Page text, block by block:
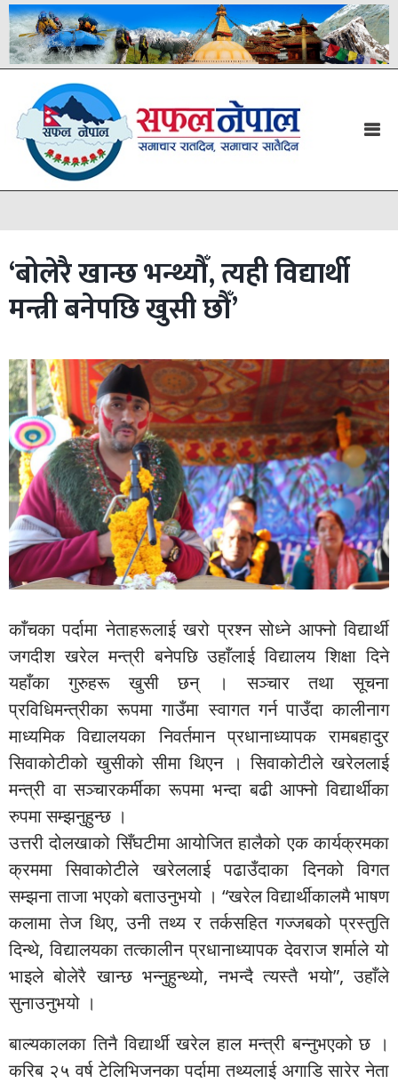
‘बोलेरै खान्छ भन्थ्यौँ, त्यही विद्यार्थी
मन्त्री बनेपछि खुसी छौँ’
काँचका पर्दामा नेताहरूलाई खरो प्रश्न सोध्ने आफ्नो विद्यार्थी
जगदीश खरेल मन्त्री बनेपछि उहाँलाई विद्यालय शिक्षा दिने
यहाँका गुरुहरू खुसी छन् । सञ्चार तथा सूचना
प्रविधिमन्त्रीका रूपमा गाउँमा स्वागत गर्न पाउँदा कालीनाग
माध्यमिक विद्यालयका निवर्तमान प्रधानाध्यापक रामबहादुर
सिवाकोटीको खुसीको सीमा थिएन । सिवाकोटीले खरेललाई
मन्त्री वा सञ्चारकर्मीका रूपमा भन्दा बढी आफ्नो विद्यार्थीका
रुपमा सम्झनुहुन्छ ।
उत्तरी दोलखाको सिँघटीमा आयोजित हालैको एक कार्यक्रमका
क्रममा सिवाकोटीले खरेललाई पढाउँदाका दिनको विगत
सम्झना ताजा भएको बताउनुभयो । “खरेल विद्यार्थीकालमै भाषण
कलामा तेज थिए, उनी तथ्य र तर्कसहित गज्जबको प्रस्तुति
दिन्थे, विद्यालयका तत्कालीन प्रधानाध्यापक देवराज शर्माले यो
भाइले बोलेरै खान्छ भन्नुहुन्थ्यो, नभन्दै त्यस्तै भयो”, उहाँले
सुनाउनुभयो ।
बाल्यकालका तिनै विद्यार्थी खरेल हाल मन्त्री बन्नुभएको छ ।
करिब २५ वर्ष टेलिभिजनका पर्दामा तथ्यलाई अगाडि सारेर नेता